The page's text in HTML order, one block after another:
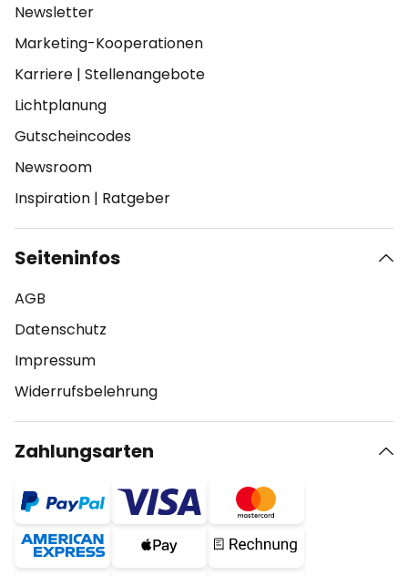
Newsletter
Marketing-Kooperationen
Karriere | Stellenangebote
Lichtplanung
Gutscheincodes
Newsroom
Inspiration | Ratgeber
Seiteninfos
AGB
Datenschutz
Impressum
Widerrufsbelehrung
Zahlungsarten